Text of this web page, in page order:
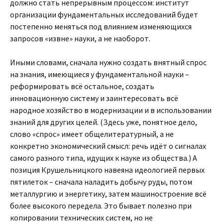
должно стать непрерывным процессом: институт
организации фундаментальных исследований будет
постепенно меняться под влиянием изменяющихся
запросов «извне» науки, а не наоборот.
Иными словами, сначала нужно создать внятный спрос
на знания, имеющиеся у фундаментальной науки –
реформировать всё остальное, создать
инновационную систему и заинтересовать всё
народное хозяйство в модернизации и в использовании
знаний для других целей. (Здесь уже, понятное дело,
слово «спрос» имеет общелитературный, а не
конкретно экономический смысл: речь идёт о сигналах
самого разного типа, идущих к науке из общества.) А
позиция Крушельницкого навеяна идеологией первых
пятилеток – сначала наладить добычу руды, потом
металлургию и энергетику, затем машиностроение всё
более высокого передела. Это бывает полезно при
копировании технических систем, но не